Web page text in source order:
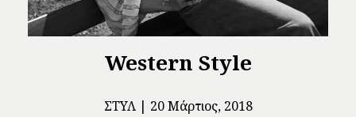
Western Style
ΣΤΥΛ 20 Μάρτιος, 2018